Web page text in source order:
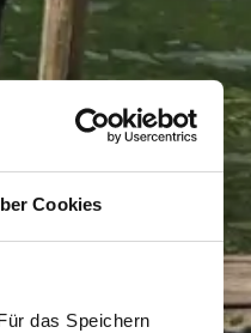
Cookies
das Speichern